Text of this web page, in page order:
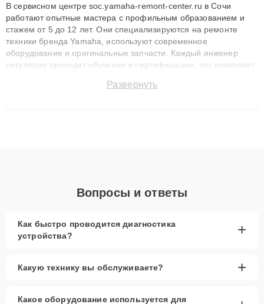
В сервисном центре soc.yamaha-remont-center.ru в Сочи
работают опытные мастера с профильным образованием и
стажем от 5 до 12 лет. Они специализируются на ремонте
техники бренда Yamaha, используют современное
оборудование и оригинальные запчасти. Каждый инженер
регулярно проходит обучение и сертификацию, что позволяет
технику с сохранением гарантии до 3 лет. Наши мастера
Развернуть
Вопросы и ответы
Как быстро проводится диагностика
устройства?
+
Какую технику вы обслуживаете? +
Какое оборудование используется для